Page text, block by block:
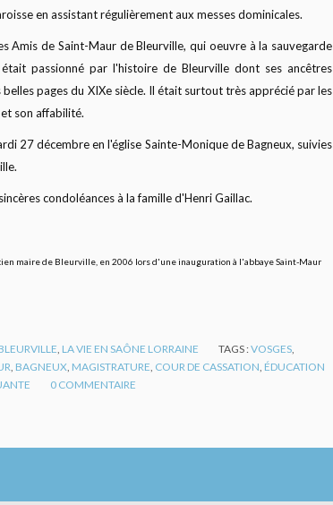
en assistant régulièrement aux messes dominicales.
Amis de Saint-Maur de Bleurville, qui oeuvre à la sauvegarde
passionné par l'histoire de Bleurville dont ses ancêtres
pages du XIXe siècle. Il était surtout très apprécié par les
son affabilité.
27 décembre en l'église Sainte-Monique de Bagneux, suivies
condoléances à la famille d'Henri Gaillac.
maire de Bleurville, en 2006 lors d'une inauguration à l'abbaye Saint-Maur
LA VIE EN SAÔNE LORRAINE TAGS :VOSGES
BAGNEUX MAGISTRATURE COUR DE CASSATION ÉDUCATION
0 COMMENTAIRE